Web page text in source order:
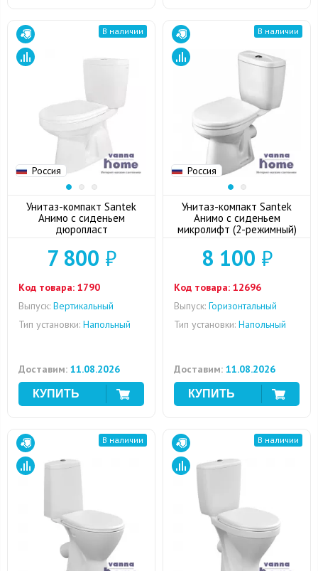
Россия
В наличии
Унитаз-компакт Santek
Анимо с сиденьем
дюропласт
7 800 ₽
Код товара: 1790
Выпуск: Вертикальный
Тип установки: Напольный
Доставим: 11.08.2026
Россия
В наличии
Унитаз-компакт Santek
Анимо с сиденьем
микролифт (2-режимный)
8 100 ₽
Код товара: 12696
Выпуск: Горизонтальный
Тип установки: Напольный
Доставим: 11.08.2026
В наличии В наличии